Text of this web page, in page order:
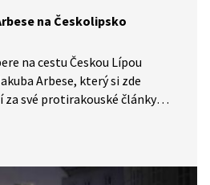
na Českolipsko
na cestu Českou Lípou
Arbese, který si zde
za své protirakouské články
zdejším pobytu Arbes